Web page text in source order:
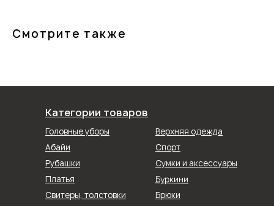
Смотрите также
Категории товаров
Головные уборы
Абайи
Рубашки
Спорт
Верхняя одежда
Сумки и аксессуары
Брюки
Платья
Свитеры, толстовки
Буркини